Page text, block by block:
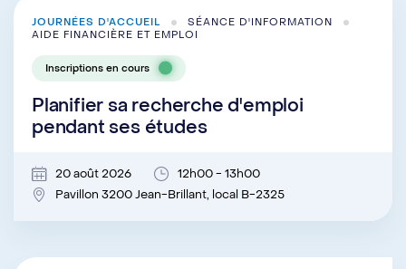
JOURNÉES D'ACCUEIL
SÉANCE D'INFORMATION
AIDE FINANCIÈRE ET EMPLOI
Inscriptions en cours
Planifier sa recherche d'emploi
pendant ses études
20 août 2026
12h00 - 13h00
Pavillon 3200 Jean-Brillant, local B-2325